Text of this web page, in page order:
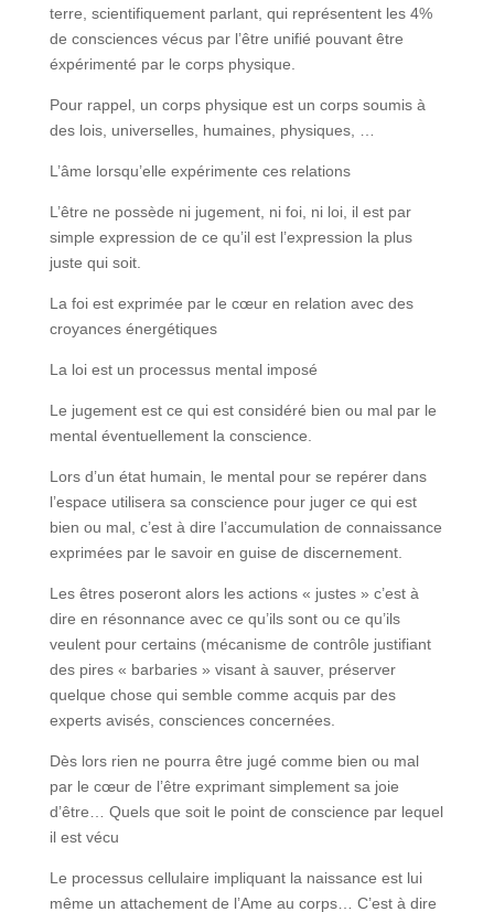
terre, scientifiquement parlant, qui représentent les 4%
de consciences vécus par l’être unifié pouvant être
éxpérimenté par le corps physique.
Pour rappel, un corps physique est un corps soumis à
des lois, universelles, humaines, physiques, …
L’âme lorsqu’elle expérimente ces relations
L’être ne possède ni jugement, ni foi, ni loi, il est par
simple expression de ce qu’il est l’expression la plus
juste qui soit.
La foi est exprimée par le cœur en relation avec des
croyances énergétiques
La loi est un processus mental imposé
Le jugement est ce qui est considéré bien ou mal par le
mental éventuellement la conscience.
Lors d’un état humain, le mental pour se repérer dans
l’espace utilisera sa conscience pour juger ce qui est
bien ou mal, c’est à dire l’accumulation de connaissance
exprimées par le savoir en guise de discernement.
Les êtres poseront alors les actions « justes » c’est à
dire en résonnance avec ce qu’ils sont ou ce qu’ils
veulent pour certains (mécanisme de contrôle justifiant
des pires « barbaries » visant à sauver, préserver
quelque chose qui semble comme acquis par des
experts avisés, consciences concernées.
Dès lors rien ne pourra être jugé comme bien ou mal
par le cœur de l’être exprimant simplement sa joie
d’être… Quels que soit le point de conscience par lequel
il est vécu
Le processus cellulaire impliquant la naissance est lui
même un attachement de l’Ame au corps… C’est à dire